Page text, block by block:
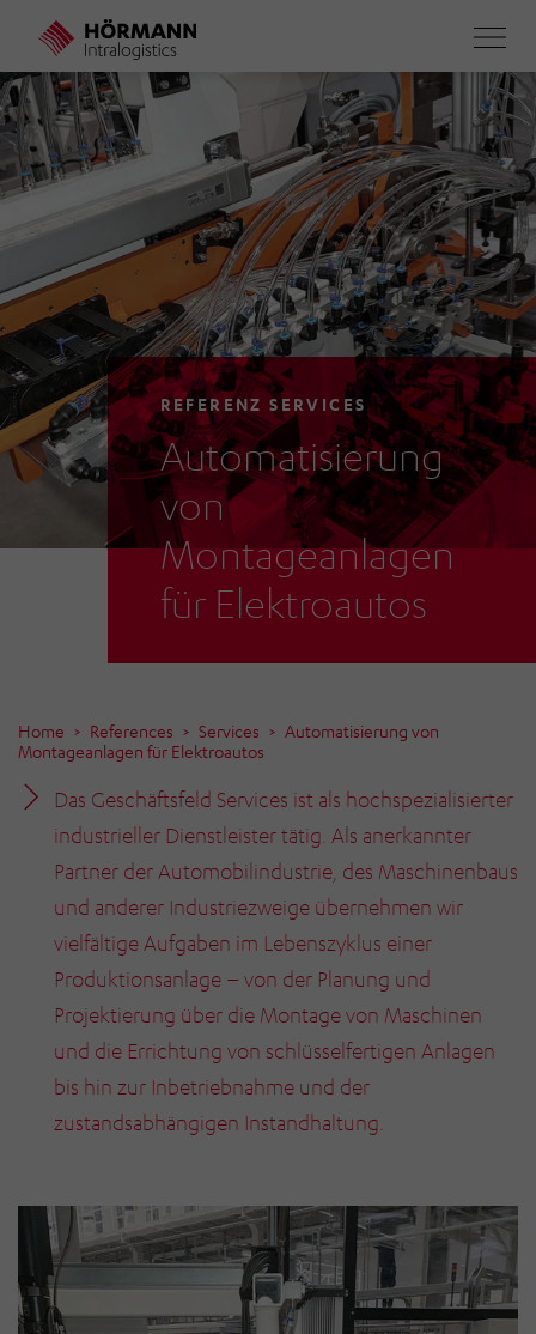
Direkt
Inhalt
REFERENZ SERVICES
Automatisierung
von
Montageanlagen
für Elektroautos
Home References Services
Automatisierung von
Montageanlagen für Elektroautos
Das Geschäftsfeld Services ist als hochspezialisierter
industrieller Dienstleister tätig. Als anerkannter
Partner der Automobilindustrie, des Maschinenbaus
und anderer Industriezweige übernehmen wir
vielfältige Aufgaben im Lebenszyklus einer
Produktionsanlage – von der Planung und
Projektierung über die Montage von Maschinen
und die Errichtung von schlüsselfertigen Anlagen
bis hin zur Inbetriebnahme und der
zustandsabhängigen Instandhaltung.